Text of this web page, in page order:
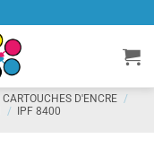
CARTOUCHES D'ENCRE /
/ IPF 8400